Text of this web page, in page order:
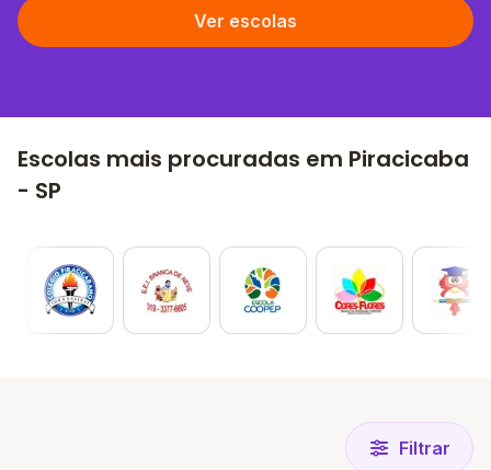
Ver escolas
Escolas mais procuradas em Piracicaba
- SP
Filtrar